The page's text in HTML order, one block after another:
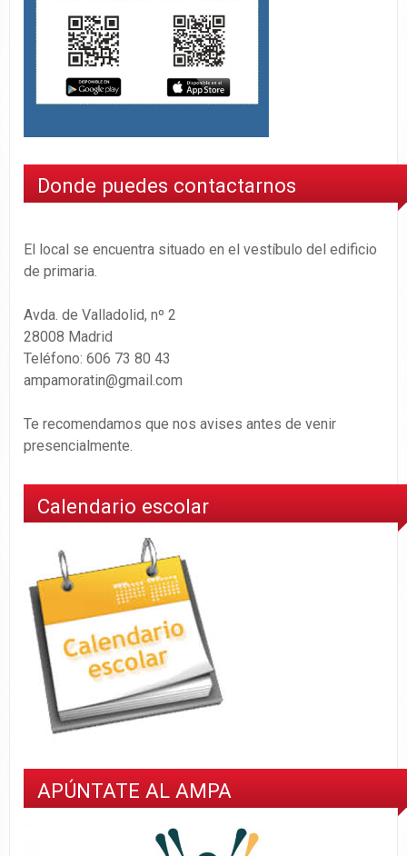
Donde puedes contactarnos
El local se encuentra situado en el vestíbulo del edificio
de primaria.
Avda. de Valladolid, nº 2
28008 Madrid
Teléfono: 606 73 80 43
ampamoratin@gmail.com
Te recomendamos que nos avises antes de venir
presencialmente.
Calendario escolar
APÚNTATE AL AMPA